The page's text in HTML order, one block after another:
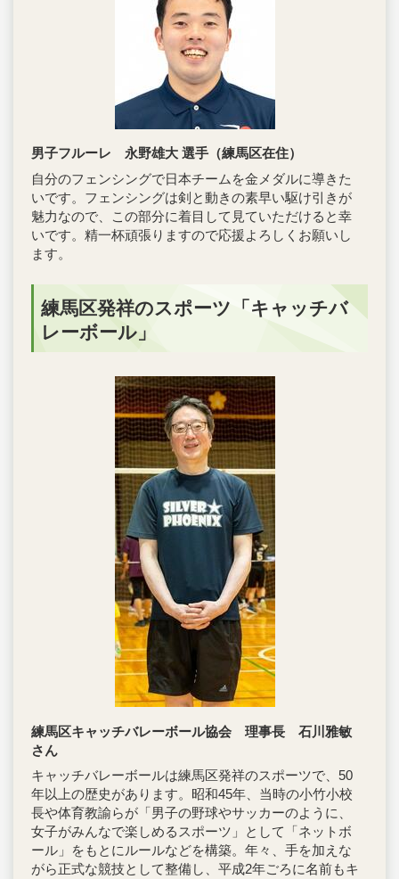
男子フルーレ 永野雄大 選手（練馬区在住）
自分のフェンシングで日本チームを金メダルに導きた
いです。フェンシングは剣と動きの素早い駆け引きが
魅力なので、この部分に着目して見ていただけると幸
いです。精一杯頑張りますので応援よろしくお願いし
ます。
練馬区発祥のスポーツ「キャッチバ
レーボール」
練馬区キャッチバレーボール協会 理事長 石川雅敏
さん
キャッチバレーボールは練馬区発祥のスポーツで、50
年以上の歴史があります。昭和45年、当時の小竹小校
長や体育教諭らが「男子の野球やサッカーのように、
女子がみんなで楽しめるスポーツ」として「ネットボ
ール」をもとにルールなどを構築。年々、手を加えな
がら正式な競技として整備し、平成2年ごろに名前もキ